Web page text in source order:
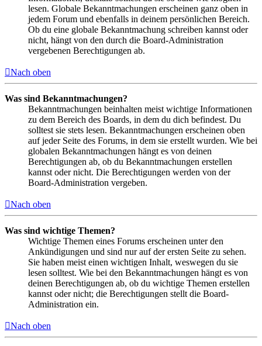
lesen. Globale Bekanntmachungen erscheinen ganz oben in
jedem Forum und ebenfalls in deinem persönlichen Bereich.
Ob du eine globale Bekanntmachung schreiben kannst oder
nicht, hängt von den durch die Board-Administration
vergebenen Berechtigungen ab.
Nach oben
Was sind Bekanntmachungen?
Bekanntmachungen beinhalten meist wichtige Informationen
zu dem Bereich des Boards, in dem du dich befindest. Du
solltest sie stets lesen. Bekanntmachungen erscheinen oben
auf jeder Seite des Forums, in dem sie erstellt wurden. Wie bei
globalen Bekanntmachungen hängt es von deinen
Berechtigungen ab, ob du Bekanntmachungen erstellen
kannst oder nicht. Die Berechtigungen werden von der
Board-Administration vergeben.
Nach oben
Was sind wichtige Themen?
Wichtige Themen eines Forums erscheinen unter den
Ankündigungen und sind nur auf der ersten Seite zu sehen.
Sie haben meist einen wichtigen Inhalt, weswegen du sie
lesen solltest. Wie bei den Bekanntmachungen hängt es von
deinen Berechtigungen ab, ob du wichtige Themen erstellen
kannst oder nicht; die Berechtigungen stellt die Board-
Administration ein.
Nach oben